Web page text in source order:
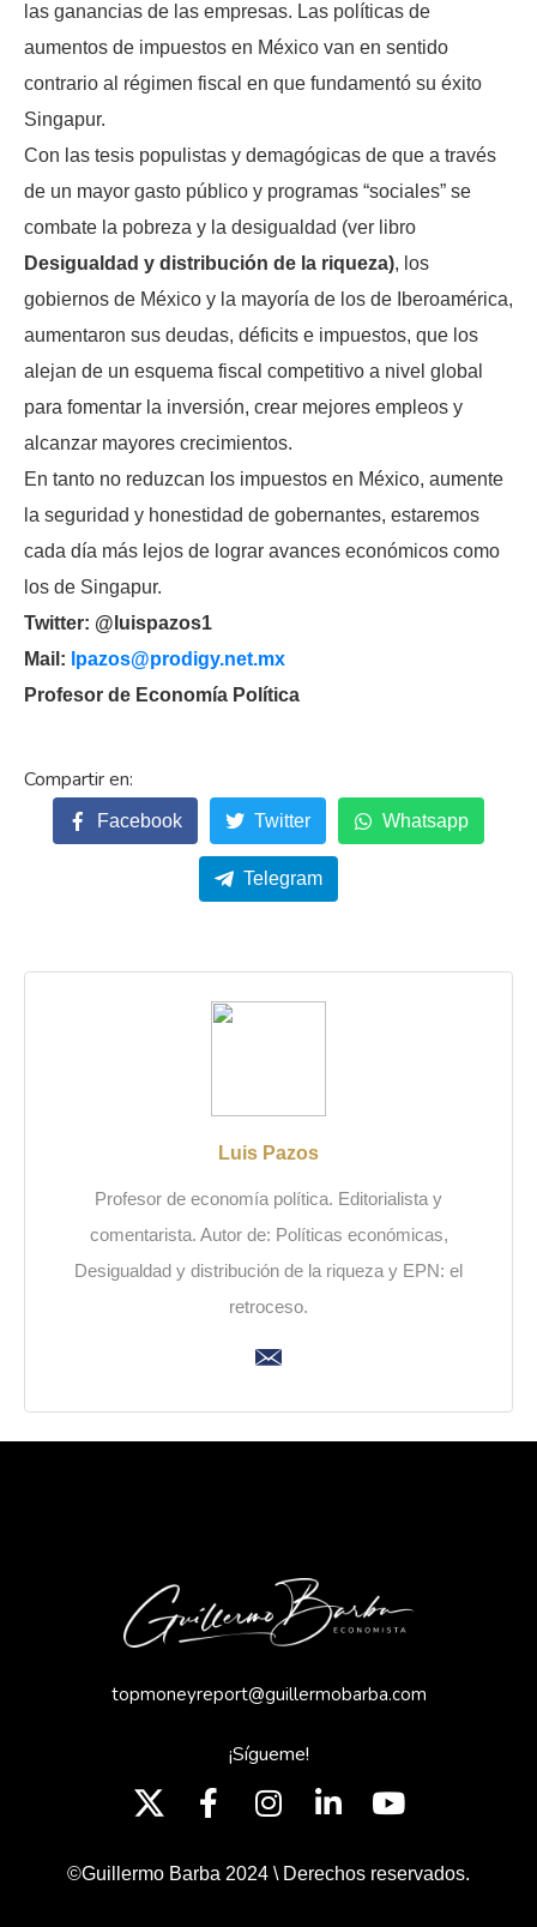
las ganancias de las empresas. Las políticas de
aumentos de impuestos en México van en sentido
contrario al régimen fiscal en que fundamentó su éxito
Singapur.
Con las tesis populistas y demagógicas de que a través
de un mayor gasto público y programas “sociales” se
combate la pobreza y la desigualdad (ver libro
Desigualdad y distribución de la riqueza), los
gobiernos de México y la mayoría de los de Iberoamérica,
aumentaron sus deudas, déficits e impuestos, que los
alejan de un esquema fiscal competitivo a nivel global
para fomentar la inversión, crear mejores empleos y
alcanzar mayores crecimientos.
En tanto no reduzcan los impuestos en México, aumente
la seguridad y honestidad de gobernantes, estaremos
cada día más lejos de lograr avances económicos como
los de Singapur.
Twitter: @luispazos1
Mail: lpazos@prodigy.net.mx
Profesor de Economía Política
Facebook Twitter Whatsapp
Telegram
Luis Pazos
Profesor de economía política. Editorialista y
comentarista. Autor de: Políticas económicas,
Desigualdad y distribución de la riqueza y EPN: el
retroceso.
topmoneyreport@guillermobarba.com
¡Sígueme!
©Guillermo Barba 2024 \ Derechos reservados.